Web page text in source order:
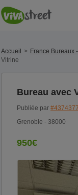
Accueil France Bureaux
Vitrine
Bureau avec
Publiée par
Grenoble - 38000
950€